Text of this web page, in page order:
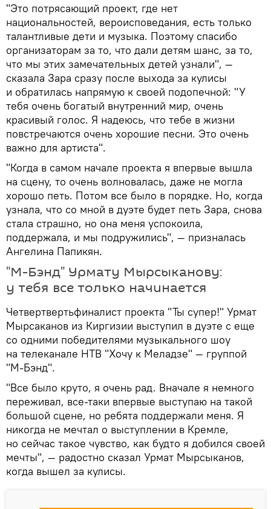
"Это потрясающий проект, где нет
национальностей, вероисповедания, есть только
талантливые дети и музыка. Поэтому спасибо
организаторам за то, что дали детям шанс, за то,
что мы этих замечательных детей узнали", —
сказала Зара сразу после выхода за кулисы
и обратилась напрямую к своей подопечной: "У
тебя очень богатый внутренний мир, очень
красивый голос. Я надеюсь, что тебе в жизни
повстречаются очень хорошие песни. Это очень
важно для артиста".
"Когда в самом начале проекта я впервые вышла
на сцену, то очень волновалась, даже не могла
хорошо петь. Потом все было в порядке. Но, когда
узнала, что со мной в дуэте будет петь Зара, снова
стала страшно, но она меня успокоила,
поддержала, и мы подружились", — призналась
Ангелина Папикян.
"М-Бэнд" Урмату Мырсыканову:
у тебя все только начинается
Четвертвертьфиналист проекта "Ты супер!" Урмат
Мырсаканов из Киргизии выступил в дуэте с еще
со одними победителями музыкального шоу
на телеканале НТВ "Хочу к Меладзе" — группой
"М-Бэнд".
"Все было круто, я очень рад. Вначале я немного
переживал, все-таки впервые выступаю на такой
большой сцене, но ребята поддержали меня. Я
никогда не мечтал о выступлении в Кремле,
но сейчас такое чувство, как будто я добился своей
мечты", — радостно сказал Урмат Мырсыканов,
когда вышел за кулисы.